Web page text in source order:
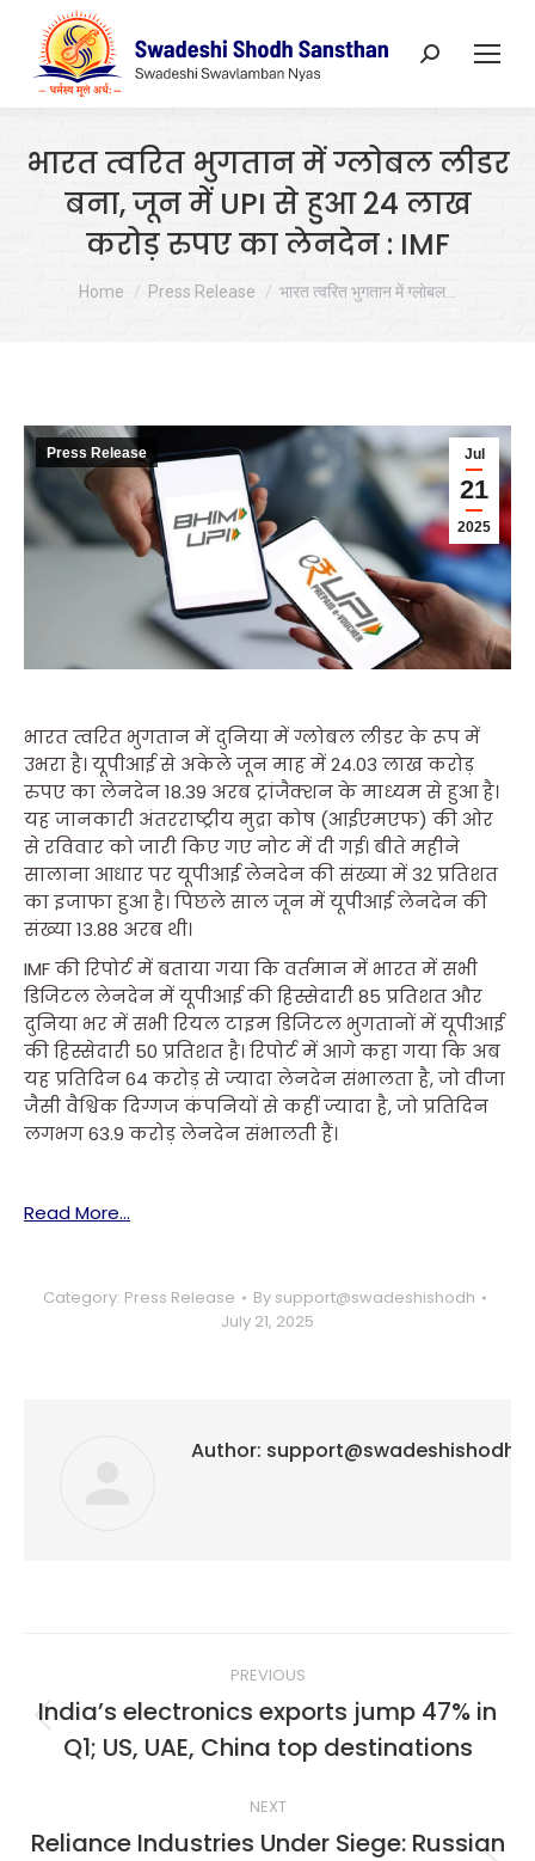
Search:
भारत त्वरित भुगतान में ग्लोबल लीडर
बना, जून में UPI से हुआ 24 लाख
करोड़ रुपए का लेनदेन : IMF
You are here:
Home Press Release भारत त्वरित भुगतान में ग्लोबल…
Jul
21
2025
Press Release
भारत त्वरित भुगतान में दुनिया में ग्लोबल लीडर के रूप में
उभरा है। यूपीआई से अकेले जून माह में 24.03 लाख करोड़
रुपए का लेनदेन 18.39 अरब ट्रांजैक्शन के माध्यम से हुआ है।
यह जानकारी अंतरराष्ट्रीय मुद्रा कोष (आईएमएफ) की ओर
से रविवार को जारी किए गए नोट में दी गई। बीते महीने
सालाना आधार पर यूपीआई लेनदेन की संख्या में 32 प्रतिशत
का इजाफा हुआ है। पिछले साल जून में यूपीआई लेनदेन की
संख्या 13.88 अरब थी।
IMF की रिपोर्ट में बताया गया कि वर्तमान में भारत में सभी
डिजिटल लेनदेन में यूपीआई की हिस्सेदारी 85 प्रतिशत और
दुनिया भर में सभी रियल टाइम डिजिटल भुगतानों में यूपीआई
की हिस्सेदारी 50 प्रतिशत है। रिपोर्ट में आगे कहा गया कि अब
यह प्रतिदिन 64 करोड़ से ज्यादा लेनदेन संभालता है, जो वीजा
जैसी वैश्विक दिग्गज कंपनियों से कहीं ज्यादा है, जो प्रतिदिन
लगभग 63.9 करोड़ लेनदेन संभालती हैं।
Read More…
Category: Press Release By support@swadeshishodh
July 21, 2025
Author: support@swadeshishodh
navigation
PREVIOUS
Previous
post:
India’s electronics exports jump 47% in
Q1; US, UAE, China top destinations
NEXT
Reliance Industries Under Siege: Russian